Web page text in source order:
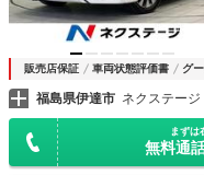
販売店保証 車両状態評価書 グ
福島県伊達市 ネクステー
まずは
無料通